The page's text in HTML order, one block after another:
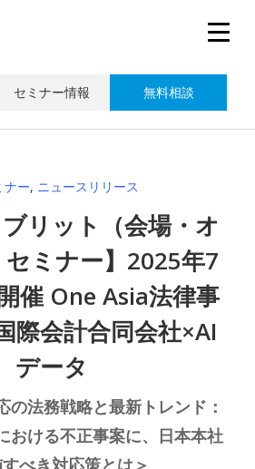
セミナー情報 無料相談
ナー, ニュースリリース
ブリット（会場・オ
ミナー】2025年7
催 One Asia法律事
際会計合同会社×AI
データ
の法務戦略と最新トレンド：
おける不正事案に、日本本社
べき対応策とは＞